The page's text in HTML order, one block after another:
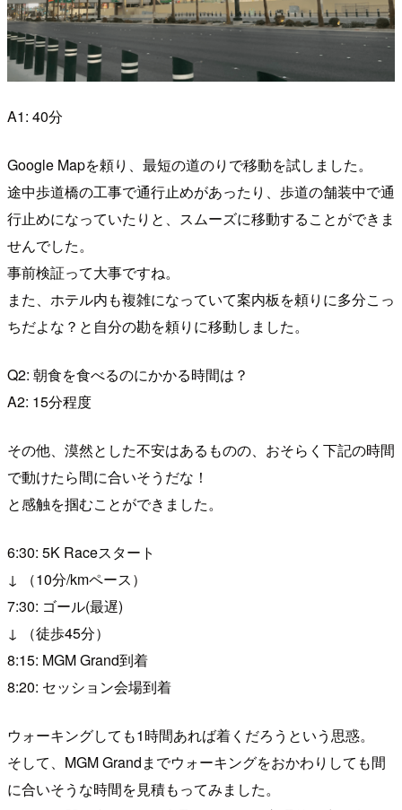
A1: 40分
Google Mapを頼り、最短の道のりで移動を試しました。
途中歩道橋の工事で通行止めがあったり、歩道の舗装中で通
行止めになっていたりと、スムーズに移動することができま
せんでした。
事前検証って大事ですね。
また、ホテル内も複雑になっていて案内板を頼りに多分こっ
ちだよな？と自分の勘を頼りに移動しました。
Q2: 朝食を食べるのにかかる時間は？
A2: 15分程度
その他、漠然とした不安はあるものの、おそらく下記の時間
で動けたら間に合いそうだな！
と感触を掴むことができました。
6:30: 5K Raceスタート
↓ （10分/kmペース）
7:30: ゴール(最遅)
↓ （徒歩45分）
8:15: MGM Grand到着
8:20: セッション会場到着
ウォーキングしても1時間あれば着くだろうという思惑。
そして、MGM Grandまでウォーキングをおかわりしても間
に合いそうな時間を見積もってみました。